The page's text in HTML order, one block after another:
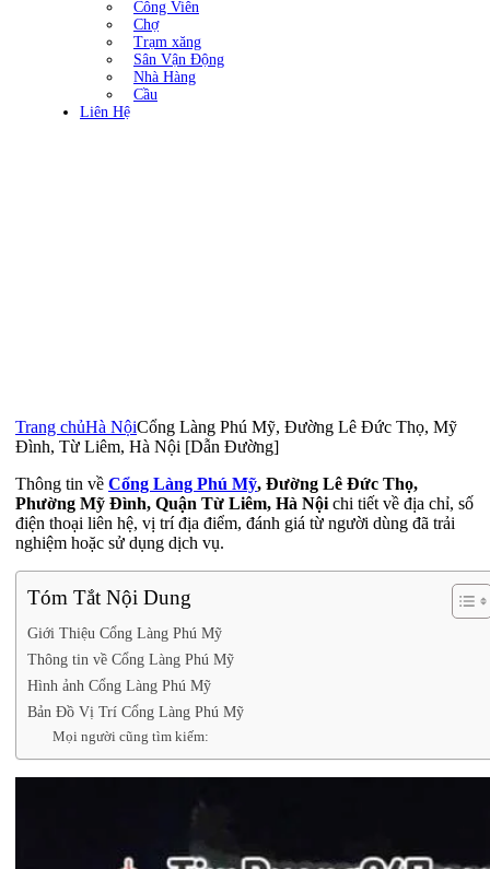
Công Viên
Chợ
Trạm xăng
Sân Vận Động
Nhà Hàng
Cầu
Liên Hệ
Trang chủHà NộiCổng Làng Phú Mỹ, Đường Lê Đức Thọ, Mỹ
Đình, Từ Liêm, Hà Nội [Dẫn Đường]
Thông tin về Cổng Làng Phú Mỹ, Đường Lê Đức Thọ,
Phường Mỹ Đình, Quận Từ Liêm, Hà Nội chi tiết về địa chỉ, số
điện thoại liên hệ, vị trí địa điểm, đánh giá từ người dùng đã trải
nghiệm hoặc sử dụng dịch vụ.
Tóm Tắt Nội Dung
Giới Thiệu Cổng Làng Phú Mỹ
Thông tin về Cổng Làng Phú Mỹ
Hình ảnh Cổng Làng Phú Mỹ
Bản Đồ Vị Trí Cổng Làng Phú Mỹ
Mọi người cũng tìm kiếm: